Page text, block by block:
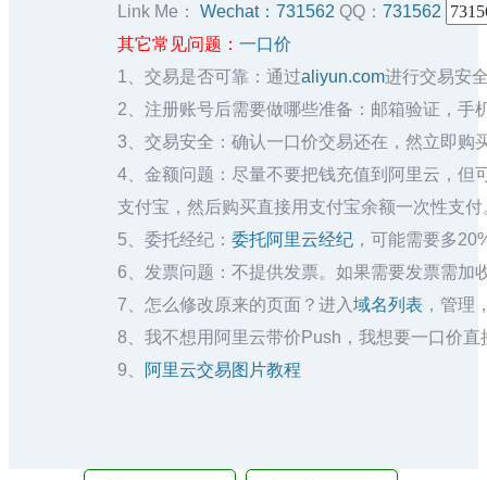
Link Me： Wechat：731562 QQ： 731562
其它常见问题： 一口价
1、交易是否可靠：通过aliyun.com进行交易安
2、注册账号后需要做哪些准备：邮箱验证，手
3、交易安全：确认一口价交易还在，然立即购
4、金额问题：尽量不要把钱充值到阿里云，但
支付宝，然后购买直接用支付宝余额一次性支付
5、委托经纪： 委托阿里云经纪 ，可能需要多
6、发票问题：不提供发票。如果需要发票需加
7、怎么修改原来的页面？进入域名列表 ，管理
8、我不想用阿里云带价Push，我想要一口价直
9、
阿里云交易图片教程